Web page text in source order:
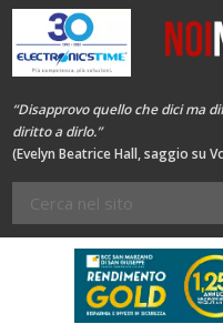
“Disapprovo quello che dici ma
diritto a dirlo.”
(Evelyn Beatrice Hall, saggio su